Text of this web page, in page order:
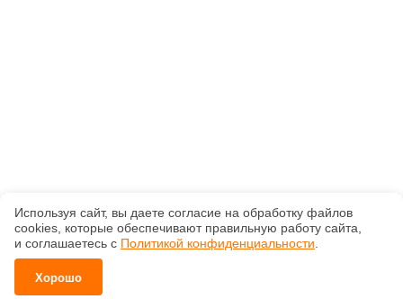
Используя сайт, вы даете согласие на обработку файлов
сооkiеs, которые обеспечивают правильную работу сайта,
и соглашаетесь с Политикой конфиденциальности
Хорошо